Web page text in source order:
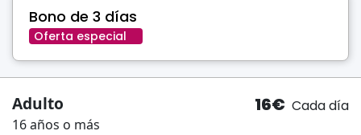
Bono de 3 días
Oferta especial
Adulto
16 años o más
16€ Cada día